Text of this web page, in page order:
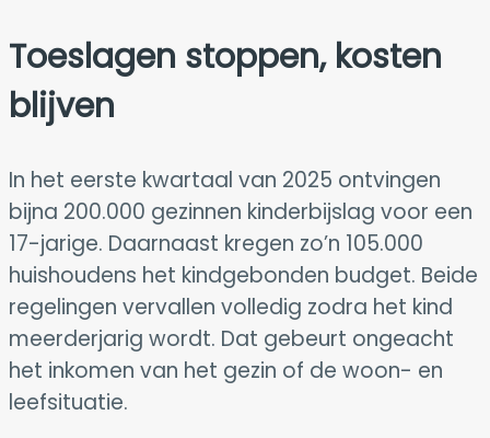
Toeslagen stoppen, kosten
blijven
In het eerste kwartaal van 2025 ontvingen
bijna 200.000 gezinnen kinderbijslag voor een
17-jarige. Daarnaast kregen zo’n 105.000
huishoudens het kindgebonden budget. Beide
regelingen vervallen volledig zodra het kind
meerderjarig wordt. Dat gebeurt ongeacht
het inkomen van het gezin of de woon- en
leefsituatie.